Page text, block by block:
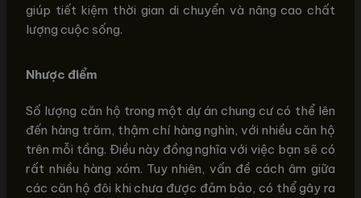
giúp tiết kiệm thời gian di chuyển và nâng cao chất
lượng cuộc sống.
Nhược điểm
Số lượng căn hộ trong một dự án chung cư có thể lên
đến hàng trăm, thậm chí hàng nghìn, với nhiều căn hộ
trên mỗi tầng. Điều này đồng nghĩa với việc bạn sẽ có
rất nhiều hàng xóm. Tuy nhiên, vấn đề cách âm giữa
các căn hộ đôi khi chưa được đảm bảo, có thể gây ra